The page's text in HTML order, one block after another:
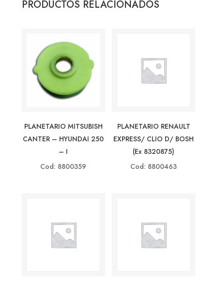
PRODUCTOS RELACIONADOS
PLANETARIO MITSUBISH
CANTER – HYUNDAI 250
– I
Cod: 8800359
PLANETARIO RENAULT
EXPRESS/ CLIO D/ BOSH
(ex 8320875)
Cod: 8800463